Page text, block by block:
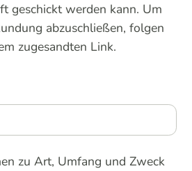
geschickt werden kann. Um
abzuschließen, folgen
zugesandten Link.
zu Art, Umfang und Zweck